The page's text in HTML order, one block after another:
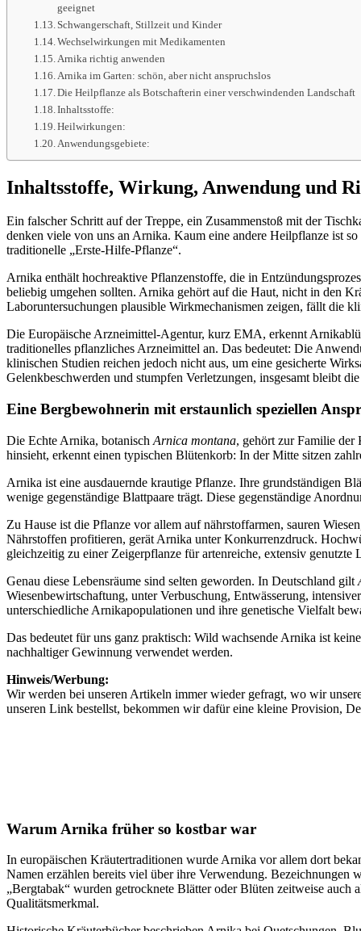
geeignet
Schwangerschaft, Stillzeit und Kinder
Wechselwirkungen mit Medikamenten
Arnika richtig anwenden
Arnika im Garten: schön, aber nicht anspruchslos
Die Heilpflanze als Botschafterin einer verschwindenden Landschaft
Inhaltsstoffe:
Heilwirkungen:
Anwendungsgebiete:
Inhaltsstoffe, Wirkung, Anwendung und
Ein falscher Schritt auf der Treppe, ein Zusammenstoß mit der
denken viele von uns an Arnika. Kaum eine andere Heilpflanze ist
traditionelle „Erste-Hilfe-Pflanze“.
Arnika enthält hochreaktive Pflanzenstoffe, die in
beliebig umgehen sollten. Arnika gehört auf die Haut, nicht in den
Laboruntersuchungen plausible Wirkmechanismen zeigen, fällt die
Die Europäische Arzneimittel-Agentur, kurz EMA, erkennt
traditionelles pflanzliches Arzneimittel an. Das bedeutet: Die
klinischen Studien reichen jedoch nicht aus, um eine gesicherte
Gelenkbeschwerden und stumpfen Verletzungen, insgesamt bleibt
Eine Bergbewohnerin mit erstaunlich speziellen
Die Echte Arnika, botanisch Arnica montana, gehört zur Familie der
hinsieht, erkennt einen typischen Blütenkorb: In der Mitte sitzen
Arnika ist eine ausdauernde krautige Pflanze. Ihre grundständigen
wenige gegenständige Blattpaare trägt. Diese gegenständige
Zu Hause ist die Pflanze vor allem auf nährstoffarmen, sauren
Nährstoffen profitieren, gerät Arnika unter Konkurrenzdruck.
gleichzeitig zu einer Zeigerpflanze für artenreiche, extensiv genutzte
Genau diese Lebensräume sind selten geworden. In Deutschland gilt
Wiesenbewirtschaftung, unter Verbuschung, Entwässerung,
unterschiedliche Arnikapopulationen und ihre genetische Vielfalt
Das bedeutet für uns ganz praktisch: Wild wachsende Arnika ist
nachhaltiger Gewinnung verwendet werden.
Hinweis/Werbung:
Wir werden bei unseren Artikeln immer wieder gefragt, wo wir
unseren Link bestellst, bekommen wir dafür eine kleine Provision,
Warum Arnika früher so kostbar war
In europäischen Kräutertraditionen wurde Arnika vor allem dort
Namen erzählen bereits viel über ihre Verwendung.
„Bergtabak“ wurden getrocknete Blätter oder Blüten zeitweise
Qualitätsmerkmal.